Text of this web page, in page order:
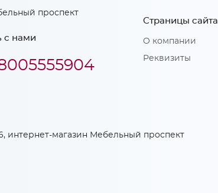
с нами
Страницы сайта
О компании
Реквизиты
интернет-магазин Мебельный проспект